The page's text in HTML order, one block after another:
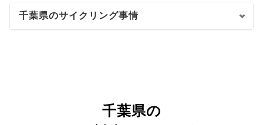
千葉県のサイクリング事情
千葉県の